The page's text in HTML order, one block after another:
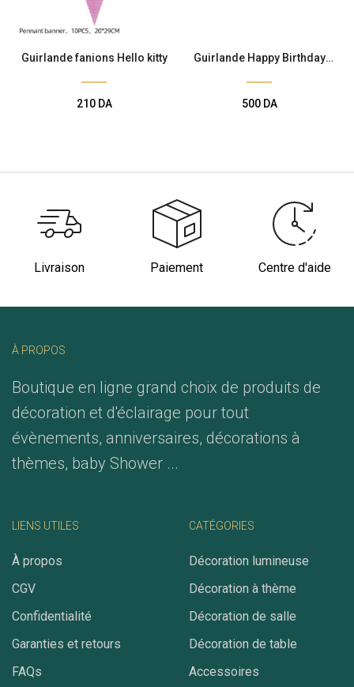
Guirlande fanions Hello kitty
210 DA
Guirlande Happy Birthday
500 DA
Livraison Paiement Centre d'aide
À PROPOS
Boutique en ligne grand choix de produits de
décoration et d'éclairage pour tout
évènements, anniversaires, décorations à
thèmes, baby Shower ...
LIENS UTILES
À propos
CGV
Confidentialité
Garanties et retours
FAQs
CATÉGORIES
Décoration lumineuse
Décoration à thème
Décoration de salle
Décoration de table
Accessoires